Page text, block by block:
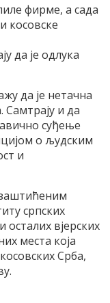
фирме, а сада
косовске
да је одлука
да је нетачна
Самтрају и да
суђење
о људским
и
српских
вјерских
места која
Срба,